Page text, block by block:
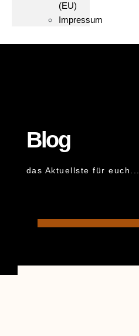
(EU)
Impressum
Blog
das Aktuellste für euch...